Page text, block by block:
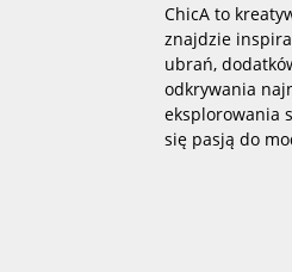
ChicA to
znajdzie
ubrań,
odkrywania
eksplorowania
się pasją do